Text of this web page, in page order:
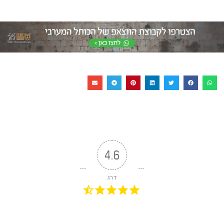
4.6
דרג